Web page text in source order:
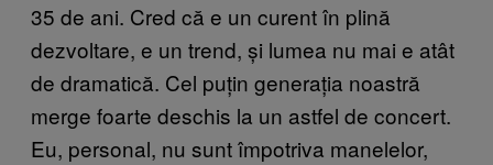
35 de ani. Cred că e un curent în plină
dezvoltare, e un trend, și lumea nu mai e atât
de dramatică. Cel puțin generația noastră
merge foarte deschis la un astfel de concert.
Eu, personal, nu sunt împotriva manelelor,